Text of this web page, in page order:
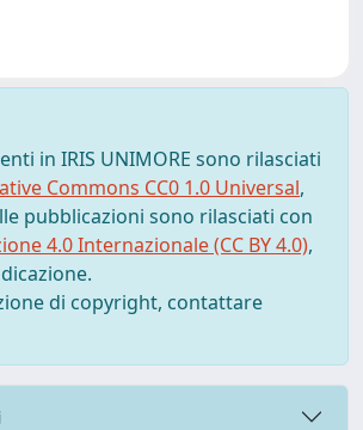
in IRIS UNIMORE sono rilasciati
Commons CC0 1.0 Universal,
pubblicazioni sono rilasciati con
4.0 Internazionale (CC BY 4.0),
di copyright, contattare